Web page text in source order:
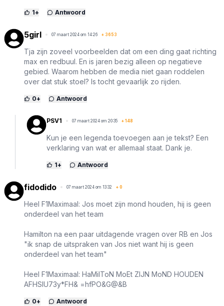
1+ Antwoord
5girl 07 maart 2024 om 14:26 + 3653
Tja zijn zoveel voorbeelden dat om een ding gaat richting
max en redbuul. En is jaren bezig alleen op negatieve
gebied. Waarom hebben de media niet gaan roddelen
over dat stuk stoel? Is tocht gevaarlijk zo rijden.
0+ Antwoord
PSV1 07 maart 2024 om 20:35 + 148
Kun je een legenda toevoegen aan je tekst? Een
verklaring van wat er allemaal staat. Dank je.
1+ Antwoord
fidodido 07 maart 2024 om 13:32 + 0
Heel F1Maximaal: Jos moet zijn mond houden, hij is geen
onderdeel van het team
Hamilton na een paar uitdagende vragen over RB en Jos
"ik snap de uitspraken van Jos niet want hij is geen
onderdeel van het team"
Heel F1Maximaal: HaMilToN MoEt ZIJN MoND HOUDEN
AFHSIU73y*FH& =hfPO&G@&B
0+ Antwoord